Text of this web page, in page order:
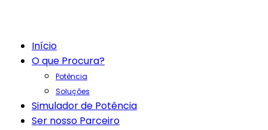
Início
O que Procura?
Potência
Soluções
Simulador de Potência
Ser nosso Parceiro